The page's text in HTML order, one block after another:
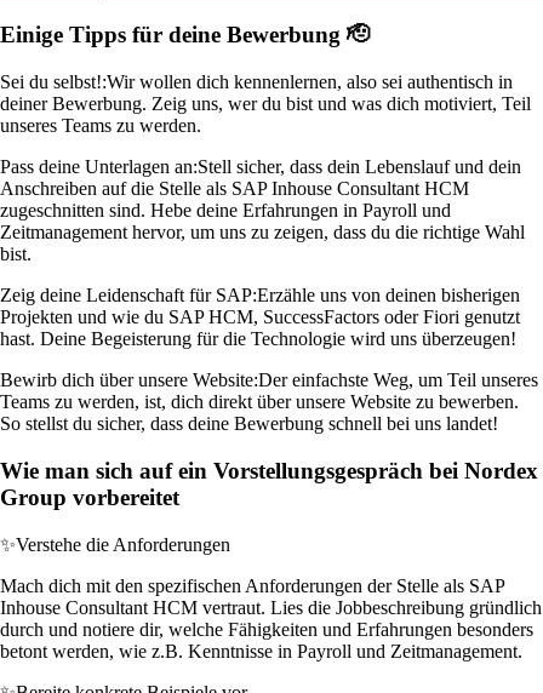
Einige Tipps für deine Bewerbung 🫡
Sei du selbst!:Wir wollen dich kennenlernen, also sei authentisch in
deiner Bewerbung. Zeig uns, wer du bist und was dich motiviert, Teil
unseres Teams zu werden.
Pass deine Unterlagen an:Stell sicher, dass dein Lebenslauf und dein
Anschreiben auf die Stelle als SAP Inhouse Consultant HCM
zugeschnitten sind. Hebe deine Erfahrungen in Payroll und
Zeitmanagement hervor, um uns zu zeigen, dass du die richtige Wahl
bist.
Zeig deine Leidenschaft für SAP:Erzähle uns von deinen bisherigen
Projekten und wie du SAP HCM, SuccessFactors oder Fiori genutzt
hast. Deine Begeisterung für die Technologie wird uns überzeugen!
Bewirb dich über unsere Website:Der einfachste Weg, um Teil unseres
Teams zu werden, ist, dich direkt über unsere Website zu bewerben.
So stellst du sicher, dass deine Bewerbung schnell bei uns landet!
Wie man sich auf ein Vorstellungsgespräch bei Nordex
Group vorbereitet
✨Verstehe die Anforderungen
Mach dich mit den spezifischen Anforderungen der Stelle als SAP
Inhouse Consultant HCM vertraut. Lies die Jobbeschreibung gründlich
durch und notiere dir, welche Fähigkeiten und Erfahrungen besonders
betont werden, wie z.B. Kenntnisse in Payroll und Zeitmanagement.